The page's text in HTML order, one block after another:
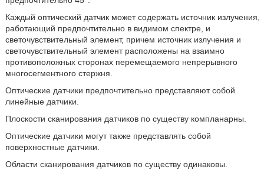
Каждый оптический датчик может содержать источник излучения,
работающий предпочтительно в видимом спектре, и
светочувствительный элемент, причем источник излучения и
светочувствительный элемент расположены на взаимно
противоположных сторонах перемещаемого непрерывного
многосегментного стержня.
Оптические датчики предпочтительно представляют собой
линейные датчики.
Плоскости сканирования датчиков по существу компланарны.
Оптические датчики могут также представлять собой
поверхностные датчики.
Области сканирования датчиков по существу одинаковы.